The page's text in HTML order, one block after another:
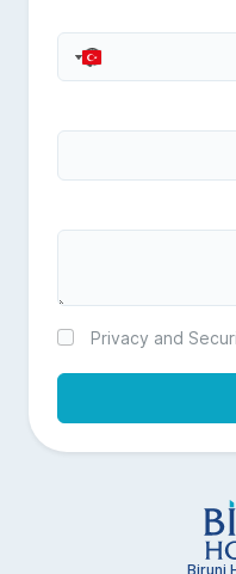
No
country
Turkey
+90